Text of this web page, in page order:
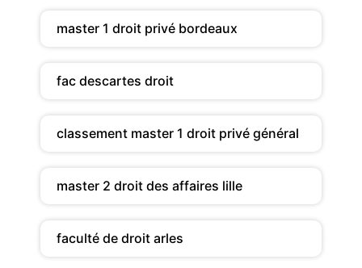
master 1 droit privé bordeaux
fac descartes droit
classement master 1 droit privé général
master 2 droit des affaires lille
faculté de droit arles